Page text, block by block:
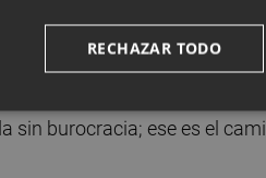
directamente en las
trámite previo: "La
agrario y, en este sentido,
sin burocracia; ese es el
RECHAZAR TODO